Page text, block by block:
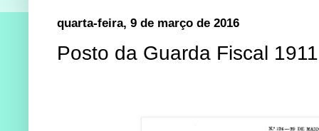
quarta-feira, 9 de março de 2016
Posto da Guarda Fiscal 1911